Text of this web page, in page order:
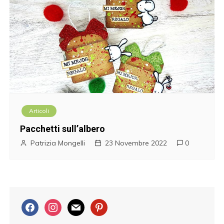
Articoli
Pacchetti sull’albero
Patrizia Mongelli 23 Novembre 2022 0
f
a
i
n
m
a
p